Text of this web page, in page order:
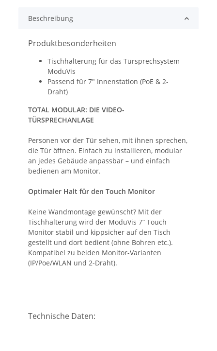
Beschreibung
Produktbesonderheiten
Tischhalterung für das Türsprechsystem
ModuVis
Passend für 7" Innenstation (PoE & 2-
Draht)
TOTAL MODULAR: DIE VIDEO-
TÜRSPRECHANLAGE
Personen vor der Tür sehen, mit ihnen sprechen,
die Tür öffnen. Einfach zu installieren, modular
an jedes Gebäude anpassbar – und einfach
bedienen am Monitor.
Optimaler Halt für den Touch Monitor
Keine Wandmontage gewünscht? Mit der
Tischhalterung wird der ModuVis 7“ Touch
Monitor stabil und kippsicher auf den Tisch
gestellt und dort bedient (ohne Bohren etc.).
Kompatibel zu beiden Monitor-Varianten
(IP/Poe/WLAN und 2-Draht).
Technische Daten: